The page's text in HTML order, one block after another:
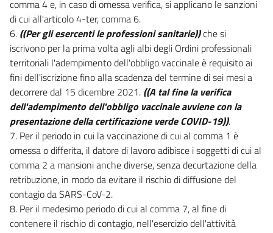
comma 4 e, in caso di omessa verifica, si applicano le sanzioni
di cui all'articolo 4-ter, comma 6.
6. ((Per gli esercenti le professioni sanitarie))che si
iscrivono per la prima volta agli albi degli Ordini professionali
territoriali l'adempimento dell'obbligo vaccinale è requisito ai
fini dell'iscrizione fino alla scadenza del termine di sei mesi a
decorrere dal 15 dicembre 2021. ((A tal fine la verifica
dell'adempimento dell'obbligo vaccinale avviene con la
presentazione della certificazione verde COVID-19)).
7. Per il periodo in cui la vaccinazione di cui al comma 1 è
omessa o differita, il datore di lavoro adibisce i soggetti di cui al
comma 2 a mansioni anche diverse, senza decurtazione della
retribuzione, in modo da evitare il rischio di diffusione del
contagio da SARS-CoV-2.
8. Per il medesimo periodo di cui al comma 7, al fine di
contenere il rischio di contagio, nell'esercizio dell'attività